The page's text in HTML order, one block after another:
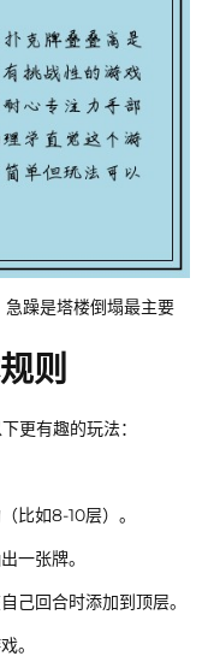
躁是塔楼倒塌最主要
则
更有趣的玩法：
比如8-10层）。
一张牌。
己回合时添加到顶层。
。